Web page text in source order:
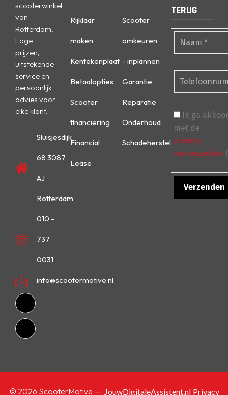
scooterwinkel
van
Rotterdam.
Lage
prijzen,
uitstekende
service en
persoonlijk
advies voor
elke klant.
Sluisjesdijk
68 3087
AJ
Rotterdam
010 -
737
0031
info@scootermotive.nl
Rijklaar
maken
Kentekenplaat
Betaalopties
Scooter
financiering
Financial
Lease
Scooter
omkeuren
- inplannen
Garantie
Reparatie
Onderhoud
Schadeherstel
TERUG
Ik ga
met de
privacy
voorwaarden
© 2026 ScooterMotive — JouwDigitaleAssistent.nl Privacy